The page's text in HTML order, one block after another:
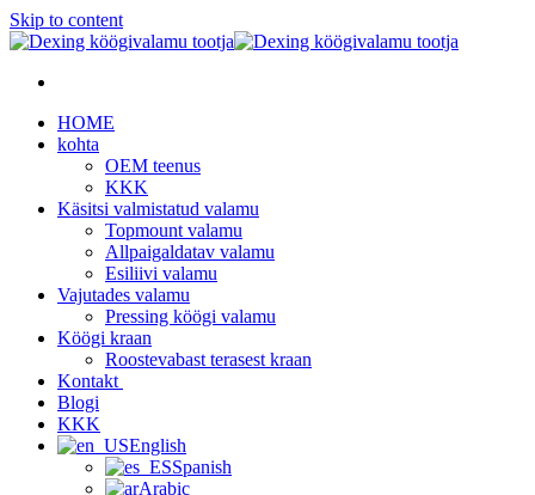
Skip to content
HOME
kohta
OEM teenus
KKK
Käsitsi valmistatud valamu
Topmount valamu
Allpaigaldatav valamu
Esiliivi valamu
Vajutades valamu
Pressing köögi valamu
Köögi kraan
Roostevabast terasest kraan
Kontakt
Blogi
KKK
English
Spanish
Arabic